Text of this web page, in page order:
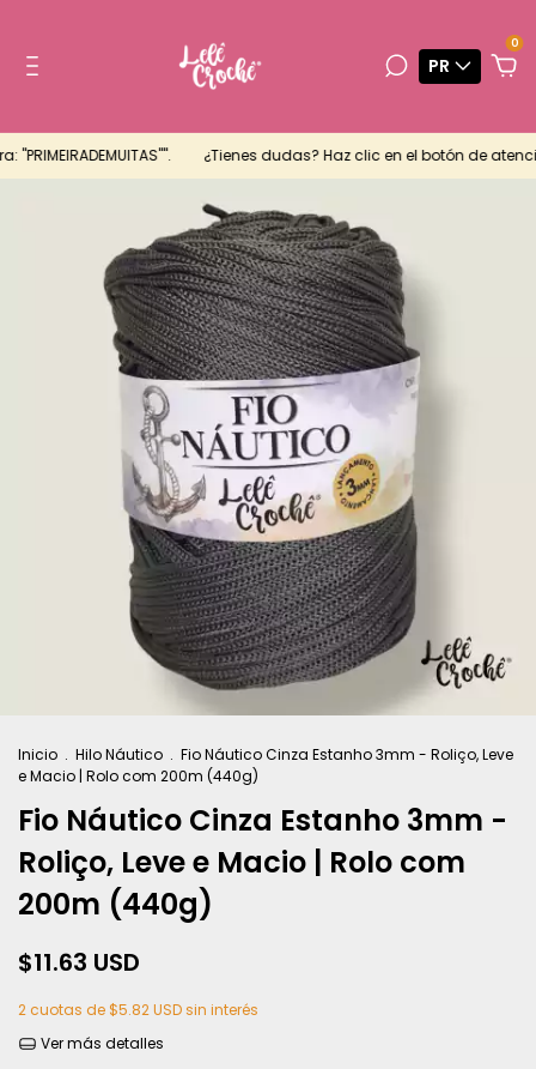
PR
0
¿Tienes dudas? Haz clic en el botón de
Inicio . Hilo Náutico . Fio Náutico Cinza Estanho 3mm - Roliço, Leve
e Macio | Rolo com 200m (440g)
Fio Náutico Cinza Estanho 3mm -
Roliço, Leve e Macio | Rolo com
200m (440g)
$11.63 USD
2cuotas de$5.82 USDsin interés
Ver más detalles